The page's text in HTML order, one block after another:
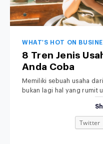
WHAT'S HOT ON
8 Tren Jenis
Anda Coba
Memiliki sebuah usaha
bukan lagi hal yang rumit
informasi membuat siapa
memulai bisnis, bahkan
Menariknya, di tahun
Twitter